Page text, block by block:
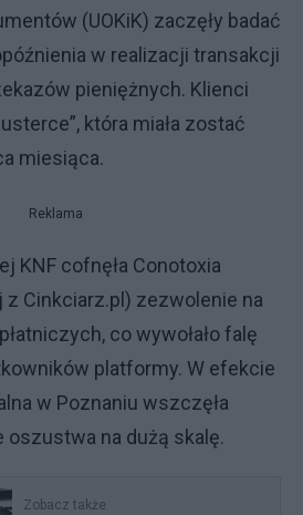
(UOKiK) zaczęły badać
w realizacji transakcji
pieniężnych. Klienci
która miała zostać
miesiąca.
Reklama
KNF cofnęła Conotoxia
z Cinkciarz.pl) zezwolenie na
co wywołało falę
platformy. W efekcie
w Poznaniu wszczęła
na dużą skalę.
Zobacz także